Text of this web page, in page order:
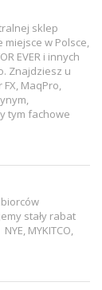
sklep
miejsce w Polsce,
EVER i innych
Znajdziesz u
MaqPro,
tym fachowe
stały rabat
MYKITCO,